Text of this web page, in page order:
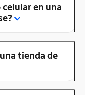
en una
tienda de